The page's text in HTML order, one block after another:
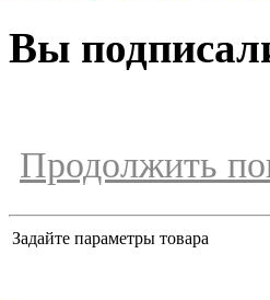
Вы
Продолжить
Задайте параметры товара